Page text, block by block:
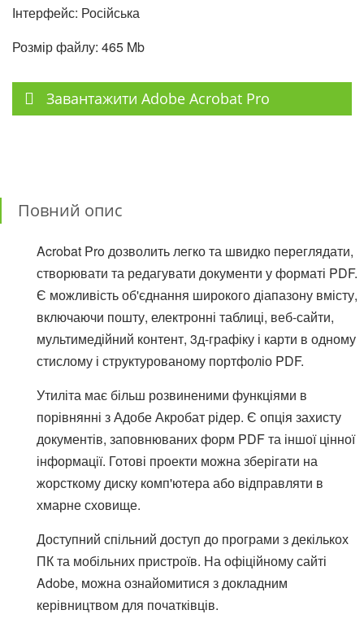
Інтерфейс: Російська
Розмір файлу: 465 Mb
Завантажити Adobe Acrobat Pro
Повний опис
Acrobat Pro дозволить легко та швидко переглядати,
створювати та редагувати документи у форматі PDF.
Є можливість об'єднання широкого діапазону вмісту,
включаючи пошту, електронні таблиці, веб-сайти,
мультимедійний контент, 3д-графіку і карти в одному
стислому і структурованому портфоліо PDF.
Утиліта має більш розвиненими функціями в
порівнянні з Адобе Акробат рідер. Є опція захисту
документів, заповнюваних форм PDF та іншої цінної
інформації. Готові проекти можна зберігати на
жорсткому диску комп'ютера або відправляти в
хмарне сховище.
Доступний спільний доступ до програми з декількох
ПК та мобільних пристроїв. На офіційному сайті
Adobe, можна ознайомитися з докладним
керівництвом для початківців.